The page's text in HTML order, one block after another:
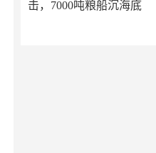
击，7000吨粮船沉海底